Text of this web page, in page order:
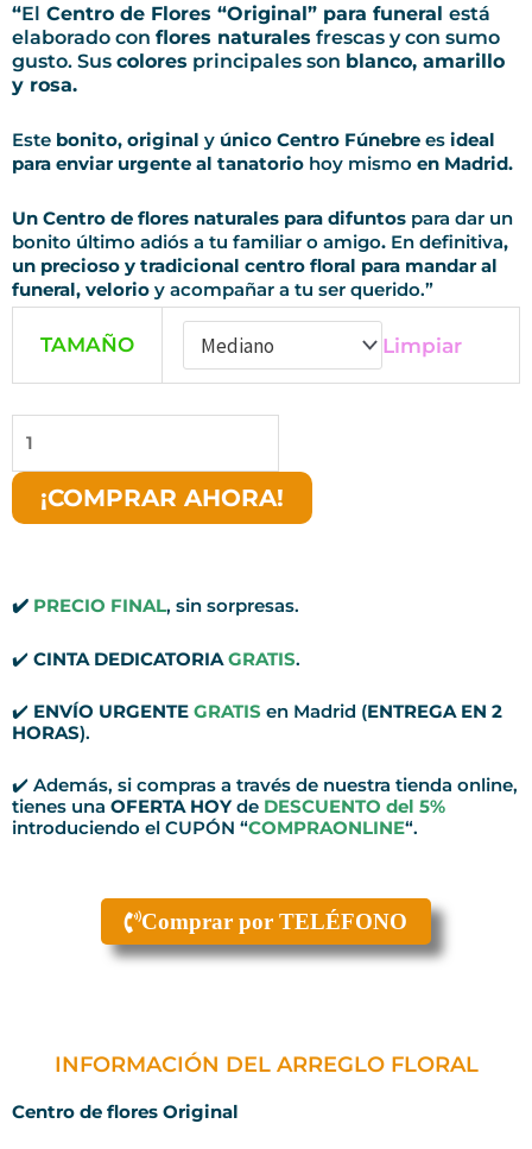
“El Centro de Flores “Original” para funeral está
elaborado con flores naturales frescas y con sumo
gusto. Sus colores principales son blanco, amarillo
y rosa.
Este bonito, original y único Centro Fúnebre es ideal
para enviar urgente al tanatorio hoy mismo en Madrid.
Un Centro de flores naturales para difuntos para dar un
bonito último adiós a tu familiar o amigo. En definitiva,
un precioso y tradicional centro floral para mandar al
funeral, velorio y acompañar a tu ser querido.”
TAMAÑO Limpiar
Centro
de
Flores
ORIGINAL
cantidad
¡COMPRAR AHORA!
✔️ PRECIO FINAL, sin sorpresas.
✔️ CINTA DEDICATORIA GRATIS.
✔️ ENVÍO URGENTE GRATIS en Madrid (ENTREGA EN 2
HORAS).
✔️ Además, si compras a través de nuestra tienda online,
tienes una OFERTA HOYde DESCUENTO del 5%
introduciendo el CUPÓN “COMPRAONLINE“.
Comprar por TELÉFONO
INFORMACIÓN DEL ARREGLO FLORAL
Centro de flores Original